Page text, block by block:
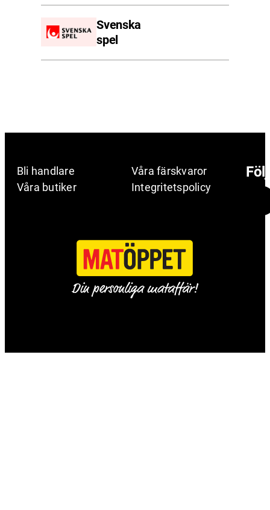
Svenska
spel
Bli handlare
Våra butiker
Våra färskvaror
Integritetspolicy